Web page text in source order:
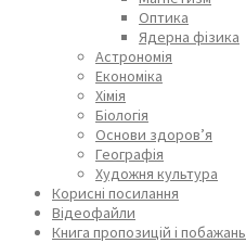
Оптика
Ядерна фізика
Астрономія
Економіка
Хімія
Біологія
Основи здоров’я
Географія
Художня культура
Корисні посилання
Відеофайли
Книга пропозицій і побажань